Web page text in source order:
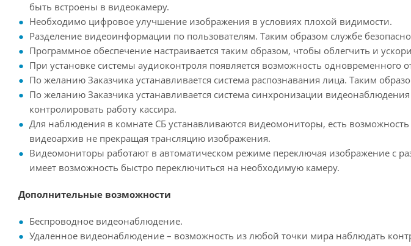
быть встроены в видеокамеру.
Необходимо цифровое улучшение изображения в условиях плохой видимости.
Разделение видеоинформации по пользователям. Таким образом службе
Программное обеспечение настраивается таким образом, чтобы облегчить и
При установке системы аудиоконтроля появляется возможность
По желанию Заказчика устанавливается система распознавания лица. Таким
По желанию Заказчика устанавливается система синхронизации
контролировать работу кассира.
Для наблюдения в комнате СБ устанавливаются видеомониторы, есть
видеоархив не прекращая трансляцию изображения.
Видеомониторы работают в автоматическом режиме переключая изображение с
имеет возможность быстро переключиться на необходимую камеру.
Дополнительные возможности
Беспроводное видеонаблюдение.
Удаленное видеонаблюдение – возможность из любой точки мира наблюдать